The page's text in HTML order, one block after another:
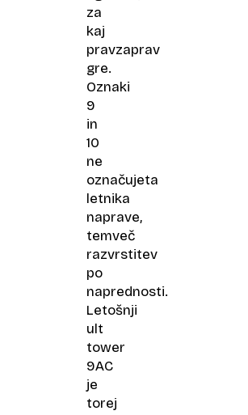
za
kaj
pravzaprav
gre.
Oznaki
9
in
10
ne
označujeta
letnika
naprave,
temveč
razvrstitev
po
naprednosti.
Letošnji
ult
tower
9AC
je
torej